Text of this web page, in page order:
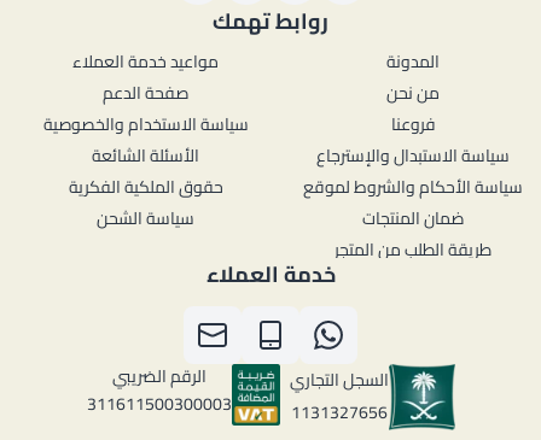
روابط تهمك
المدونة
من نحن
فروعنا
سياسة الاستبدال والإسترجاع
سياسة الأحكام والشروط لموقع
ضمان المنتجات
طريقة الطلب من المتجر
مواعيد خدمة العملاء
صفحة الدعم
سياسة الاستخدام والخصوصية
الأسئلة الشائعة
حقوق الملكية الفكرية
سياسة الشحن
خدمة العملاء
السجل التجاري
1131327656
الرقم الضريبي
311611500300003